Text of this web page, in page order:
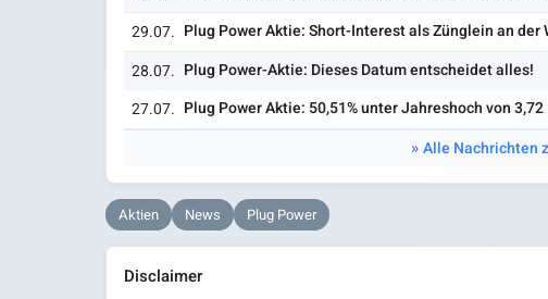
29.07. Plug Power Aktie: Short-Interest als Zünglein an der
28.07. Plug Power-Aktie: Dieses Datum entscheidet alles!
27.07. Plug Power Aktie: 50,51% unter Jahreshoch von 3,72
Alle Nachrichten
Aktien News Plug Power
Disclaimer